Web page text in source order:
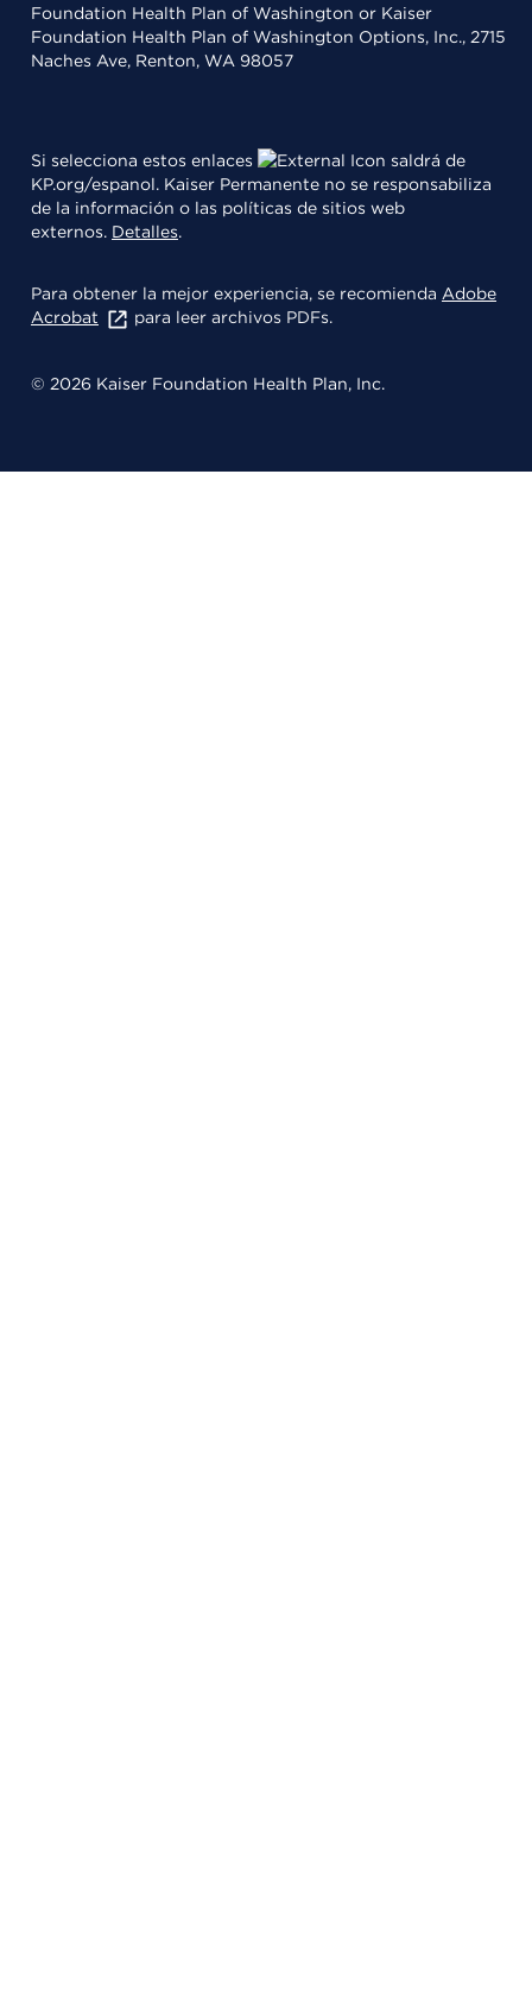
Foundation Health Plan of Washington or Kaiser
Foundation Health Plan of Washington Options, Inc., 2715
Naches Ave, Renton, WA 98057
Si selecciona estos enlaces
saldrá de
KP.org/espanol. Kaiser Permanente no se responsabiliza
de la información o las políticas de sitios web
externos. Detalles.
Para obtener la mejor experiencia, se recomienda Adobe
Acrobat
para leer archivos PDFs.
© 2026 Kaiser Foundation Health Plan, Inc.